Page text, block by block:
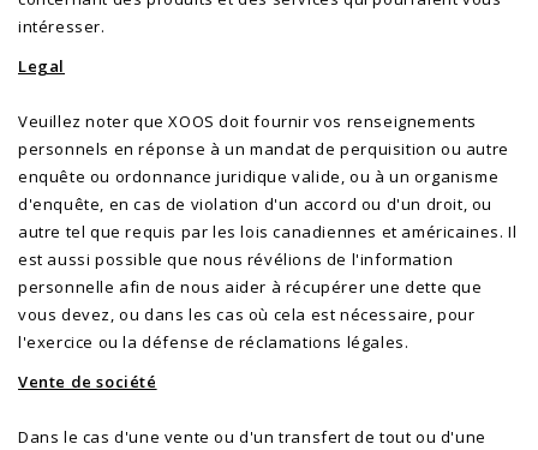
intéresser.
Legal
Veuillez noter que XOOS doit fournir vos renseignements
personnels en réponse à un mandat de perquisition ou autre
enquête ou ordonnance juridique valide, ou à un organisme
d'enquête, en cas de violation d'un accord ou d'un droit, ou
autre tel que requis par les lois canadiennes et américaines. Il
est aussi possible que nous révélions de l'information
personnelle afin de nous aider à récupérer une dette que
vous devez, ou dans les cas où cela est nécessaire, pour
l'exercice ou la défense de réclamations légales.
Vente de société
Dans le cas d'une vente ou d'un transfert de tout ou d'une